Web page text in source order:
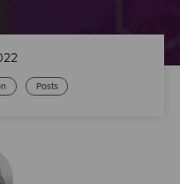
Posts